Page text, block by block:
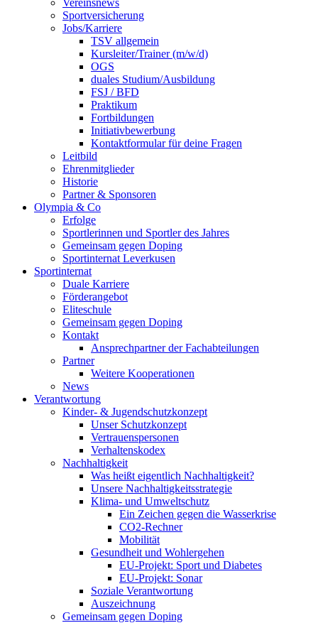
Sportversicherung
Jobs/Karriere
TSV allgemein
Kursleiter/Trainer (m/w/d)
OGS
duales Studium/Ausbildung
FSJ / BFD
Praktikum
Fortbildungen
Initiativbewerbung
Kontaktformular für deine Fragen
Leitbild
Ehrenmitglieder
Historie
Partner & Sponsoren
Olympia & Co
Erfolge
Sportlerinnen und Sportler des Jahres
Gemeinsam gegen Doping
Sportinternat Leverkusen
Sportinternat
Duale Karriere
Förderangebot
Eliteschule
Gemeinsam gegen Doping
Kontakt
Ansprechpartner der Fachabteilungen
Partner
Weitere Kooperationen
News
Verantwortung
Kinder- & Jugendschutzkonzept
Unser Schutzkonzept
Vertrauenspersonen
Verhaltenskodex
Nachhaltigkeit
Was heißt eigentlich Nachhaltigkeit?
Unsere Nachhaltigkeitsstrategie
Klima- und Umweltschutz
Ein Zeichen gegen die Wasserkrise
CO2-Rechner
Mobilität
Gesundheit und Wohlergehen
EU-Projekt: Sport und Diabetes
EU-Projekt: Sonar
Soziale Verantwortung
Auszeichnung
Gemeinsam gegen Doping